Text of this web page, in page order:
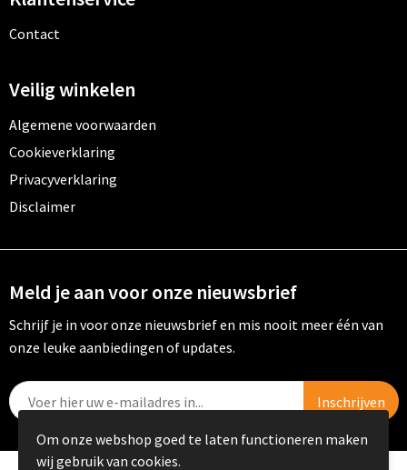
Contact
Veilig winkelen
Algemene voorwaarden
Cookieverklaring
Privacyverklaring
Disclaimer
Meld je aan voor onze nieuwsbrief
Schrijf je in voor onze nieuwsbrief en mis nooit meer één van
onze leuke aanbiedingen of updates.
Om onze webshop goed te laten functioneren maken
wij gebruik van cookies.